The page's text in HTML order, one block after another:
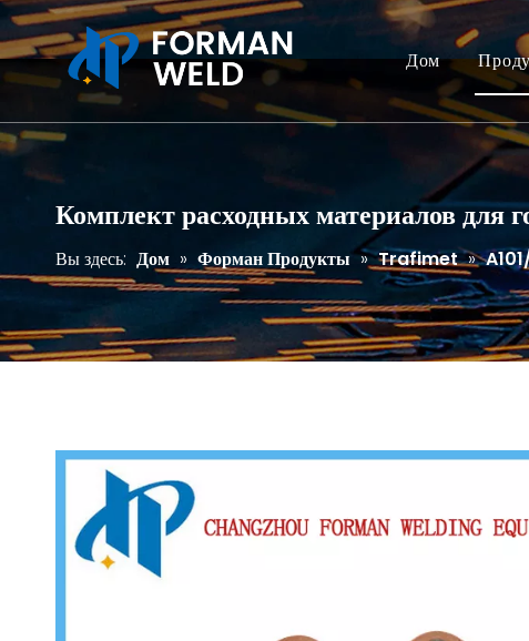
Дом
Комплект расходных материалов для
Вы здесь: Дом » Форман Продукты » Trafimet »